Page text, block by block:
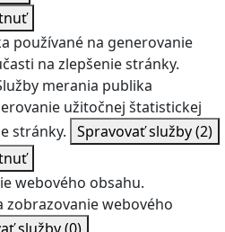
používané na generovanie
na zlepšenie stránky.
merania publika
užitočnej štatistickej
stránky. Spravovať služby(2)
webového obsahu.
zobrazovanie webového